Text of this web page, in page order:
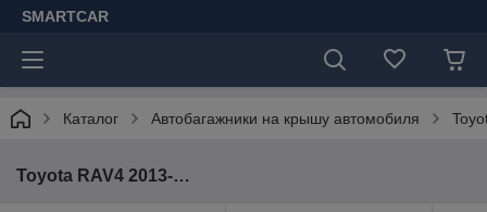
SMARTCAR
Каталог Автобагажники на крышу автомобиля
Toyota RAV4 2013-…